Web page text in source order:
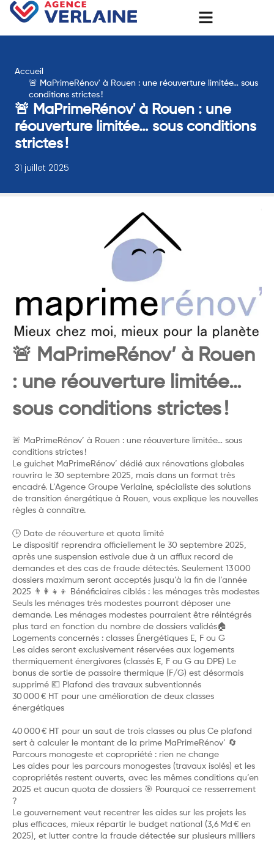
Accueil
🚨 MaPrimeRénov' à Rouen : une réouverture limitée… sous
conditions strictes !
🚨 MaPrimeRénov' à Rouen : une
réouverture limitée… sous conditions
strictes !
31 juillet 2025
🚨 MaPrimeRénov’ à Rouen
: une réouverture limitée…
sous conditions strictes !
🚨 MaPrimeRénov’ à Rouen : une réouverture limitée… sous
conditions strictes !
Le guichet MaPrimeRénov’ dédié aux rénovations globales
rouvrira le 30 septembre 2025, mais dans un format très
encadré. L’Agence Groupe Verlaine, spécialiste des solutions
de transition énergétique à Rouen, vous explique les nouvelles
règles à connaître.
🕒 Date de réouverture et quota limité
Le dispositif reprendra officiellement le 30 septembre 2025,
après une suspension estivale due à un afflux record de
demandes et des cas de fraude détectés. Seulement 13 000
dossiers maximum seront acceptés jusqu’à la fin de l’année
2025 👨‍👩‍👧‍👦 Bénéficiaires ciblés : les ménages très modestes
Seuls les ménages très modestes pourront déposer une
demande. Les ménages modestes pourraient être réintégrés
plus tard en fonction du nombre de dossiers validés🏠
Logements concernés : classes Énergétiques E, F ou G
Les aides seront exclusivement réservées aux logements
thermiquement énergivores (classés E, F ou G au DPE) Le
bonus de sortie de passoire thermique (F/G) est désormais
supprimé 💶 Plafond des travaux subventionnés
30 000 € HT pour une amélioration de deux classes
énergétiques
40 000 € HT pour un saut de trois classes ou plus Ce plafond
sert à calculer le montant de la prime MaPrimeRénov’ 🔄
Parcours monogeste et copropriété : rien ne change
Les aides pour les parcours monogestes (travaux isolés) et les
copropriétés restent ouverts, avec les mêmes conditions qu’en
2025 et aucun quota de dossiers 🎯 Pourquoi ce resserrement
?
Le gouvernement veut recentrer les aides sur les projets les
plus efficaces, mieux répartir le budget national (3,6 Md € en
2025), et lutter contre la fraude détectée sur plusieurs milliers